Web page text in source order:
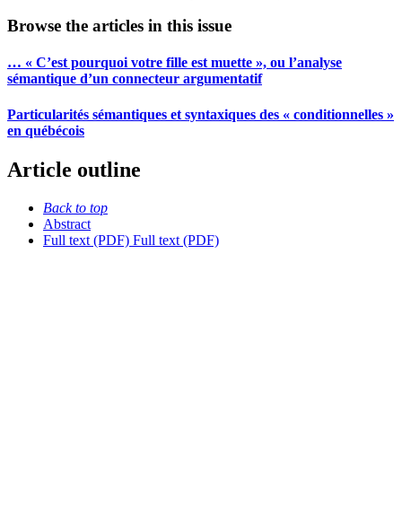
Browse the articles in this issue
… « C’est pourquoi votre fille est muette », ou l’analyse
sémantique d’un connecteur argumentatif
Particularités sémantiques et syntaxiques des « conditionnelles »
en québécois
Article outline
Back to top
Abstract
Full text (PDF) Full text (PDF)